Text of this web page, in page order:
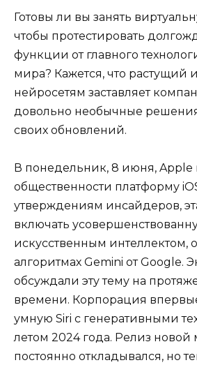
Готовы ли вы занять
чтобы протестировать
функции от главного
мира? Кажется, что растущий
нейросетям заставляет
довольно необычные
своих обновлений.
В понедельник, 8 июня, Apple
общественности платформу
утверждениям инсайдеров,
включать
искусственным интеллектом,
алгоритмах Gemini от Google.
обсуждали эту тему на
времени. Корпорация
умную Siri с генеративными
летом 2024 года. Релиз
постоянно откладывался, но